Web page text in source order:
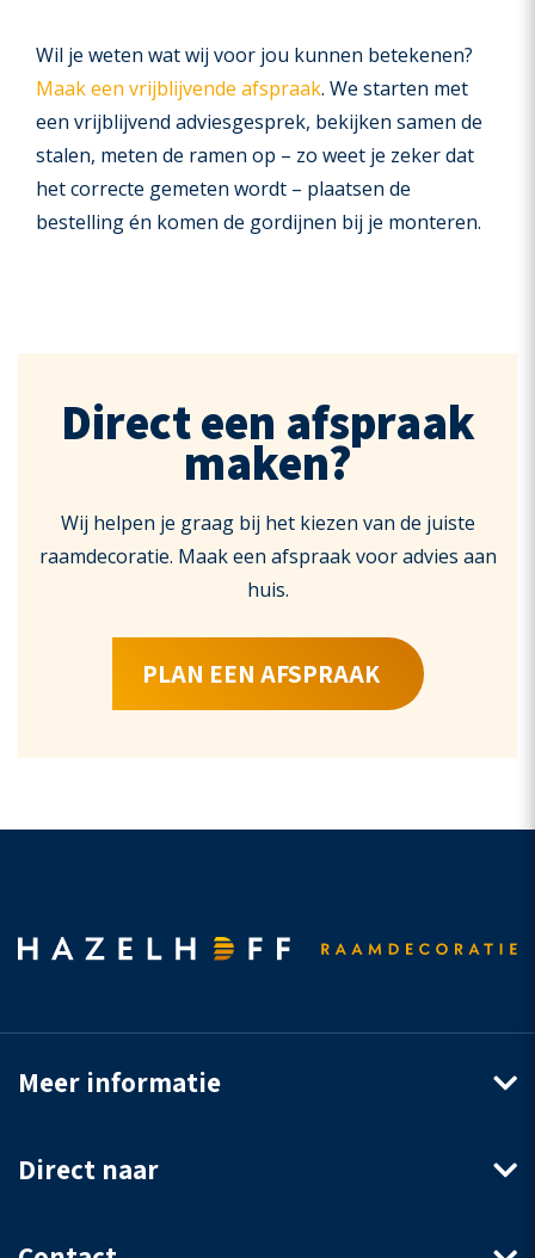
Wil je weten wat wij voor jou kunnen betekenen?
Maak een vrijblijvende afspraak. We starten met
een vrijblijvend adviesgesprek, bekijken samen de
stalen, meten de ramen op – zo weet je zeker dat
het correcte gemeten wordt – plaatsen de
bestelling én komen de gordijnen bij je monteren.
Direct een afspraak
maken?
Wij helpen je graag bij het kiezen van de juiste
raamdecoratie. Maak een afspraak voor advies aan
huis.
PLAN EEN AFSPRAAK
Meer informatie
Direct naar